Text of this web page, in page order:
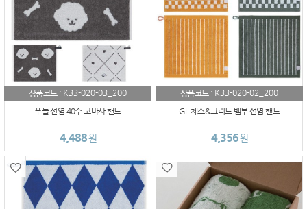
상품코드 : K33-020-03_200
푸들 선염 40수 코마사 핸드
4,488원
상품코드 : K33-020-02_200
GL 체스&그리드 뱀부 선염 핸드
4,356원